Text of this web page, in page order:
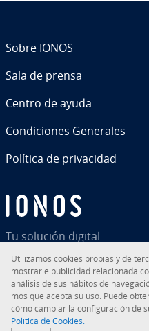
Tu solución digital
Sobre IONOS
Sala de prensa
Centro de ayuda
Co­n­di­cio­nes Generales
Política de pri­va­ci­dad
© 2026IONOS Inc.
RSS LinkedIntiktok
Uti­li­za­mos cookies propias y de
mostrarle pu­bli­ci­dad re­la­cio­na­da
análisis de sus hábitos de
mos que acepta su uso. Puede
cómo cambiar la co­n­fi­gu­ra­ción de
Política de Cookies.